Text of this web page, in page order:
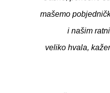
mašemo
i našim
veliko hvala,